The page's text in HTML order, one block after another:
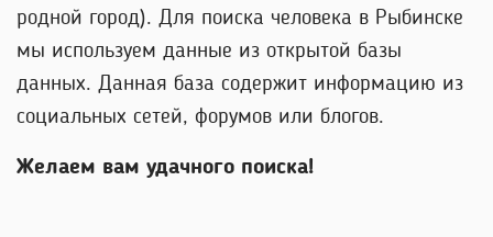
родной город). Для поиска человека в Рыбинске
мы используем данные из открытой базы
данных. Данная база содержит информацию из
социальных сетей, форумов или блогов.
Желаем вам удачного поиска!